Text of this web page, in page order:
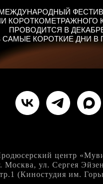
КОРОТКОМЕТРАЖНОГО
ПРОВОДИТСЯ В
САМЫЕ КОРОТКИЕ ДНИ В
центр
Москва, ул. Сергея
(Киностудия им.